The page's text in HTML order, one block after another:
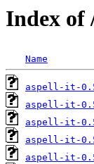
Index of
Name
aspell-it-
aspell-it-
aspell-it-
aspell-it-
aspell-it-